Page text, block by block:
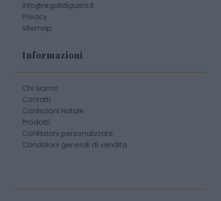
info@regalidigusto.it
Privacy
Sitemap
Informazioni
Chi siamo
Contatti
Confezioni Natale
Prodotti
Confezioni personalizzate
Condizioni generali di vendita